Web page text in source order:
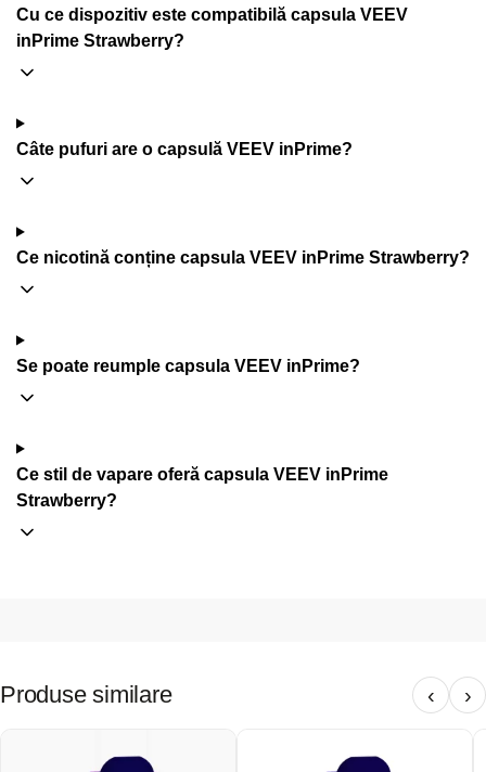
Cu ce dispozitiv este compatibilă capsula VEEV
inPrime Strawberry?
Câte pufuri are o capsulă VEEV inPrime?
Ce nicotină conține capsula VEEV inPrime Strawberry?
Se poate reumple capsula VEEV inPrime?
Ce stil de vapare oferă capsula VEEV inPrime
Strawberry?
Produse similare ‹ ›